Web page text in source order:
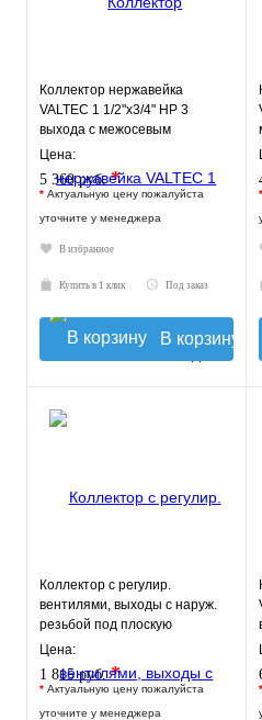
Коллектор нержавейка
VALTEC 1 1/2"х3/4" НР 3
выхода с межосевым
расстоянием выходов 100мм
Цена:
5 360 руб.*
* Актуальную цену пожалуйста
уточните у менеджера
В избранное
Купить в 1 клик Под заказ
В корзину
*
Коллектор с регулир.
вентилями, выходы с наруж.
резьбой под плоскую
прокладку 3 вых.х 3/4"х1/2"
Цена:
1 815 руб.*
* Актуальную цену пожалуйста
уточните у менеджера
*